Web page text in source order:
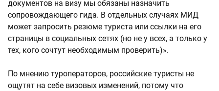
документов на визу мы обязаны назначить
сопровождающего гида. В отдельных случаях МИД
может запросить резюме туриста или ссылки на его
страницы в социальных сетях (но не у всех, а только у
тех, кого сочтут необходимым проверить)».
По мнению туроператоров, российские туристы не
ощутят на себе визовых изменений, потому что